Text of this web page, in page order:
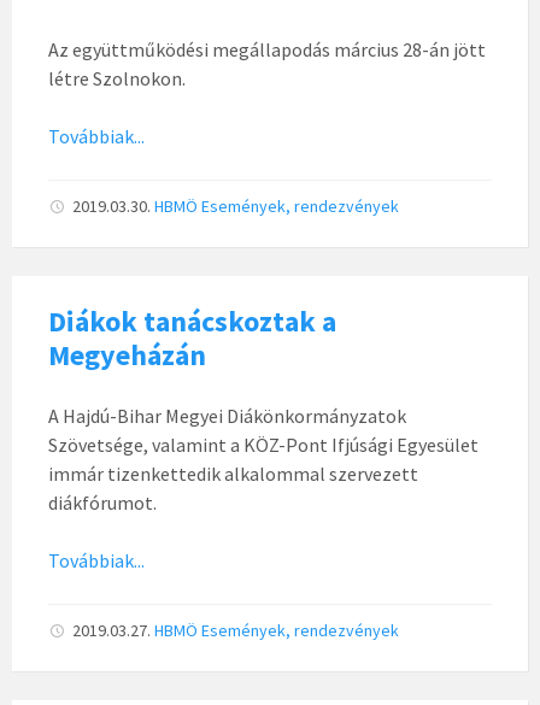
Az együttműködési megállapodás március 28-án jött
létre Szolnokon.
Továbbiak...
2019.03.30. HBMÖ Események, rendezvények
Diákok tanácskoztak a
Megyeházán
A Hajdú-Bihar Megyei Diákönkormányzatok
Szövetsége, valamint a KÖZ-Pont Ifjúsági Egyesület
immár tizenkettedik alkalommal szervezett
diákfórumot.
Továbbiak...
2019.03.27. HBMÖ Események, rendezvények